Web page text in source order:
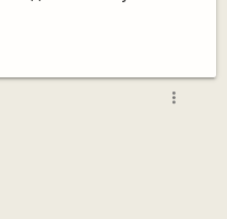
more_vert